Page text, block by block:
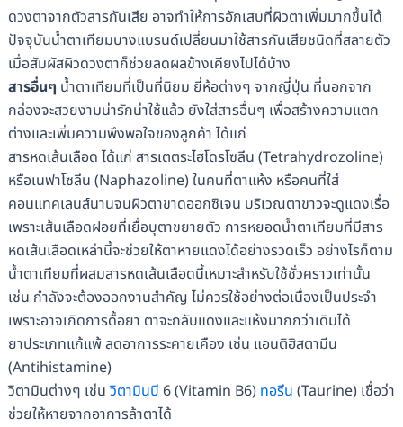
ดวงตาจากตัวสารกันเสีย อาจทำให้การอักเสบที่ผิวตาเพิ่มมากขึ้นได้
ปัจจุบันน้ำตาเทียมบางแบรนด์เปลี่ยนมาใช้สารกันเสียชนิดที่สลายตัว
เมื่อสัมผัสผิวดวงตาก็ช่วยลดผลข้างเคียงไปได้บ้าง
สารอื่นๆ น้ำตาเทียมที่เป็นที่นิยม ยี่ห้อต่างๆ จากญี่ปุ่น ที่นอกจาก
กล่องจะสวยงามน่ารักน่าใช้แล้ว ยังใส่สารอื่นๆ เพื่อสร้างความแตก
ต่างและเพิ่มความพึงพอใจของลูกค้า ได้แก่
สารหดเส้นเลือด ได้แก่ สารเตตระไฮโดรโซลีน (Tetrahydrozoline)
หรือเนฟาโซลีน (Naphazoline) ในคนที่ตาแห้ง หรือคนที่ใส่
คอนแทคเลนส์นานจนผิวตาขาดออกซิเจน บริเวณตาขาวจะดูแดงเรื่อ
เพราะเส้นเลือดฝอยที่เยื่อบุตาขยายตัว การหยอดน้ำตาเทียมที่มีสาร
หดเส้นเลือดเหล่านี้จะช่วยให้ตาหายแดงได้อย่างรวดเร็ว อย่างไรก็ตาม
น้ำตาเทียมที่ผสมสารหดเส้นเลือดนี้เหมาะสำหรับใช้ชั่วคราวเท่านั้น
เช่น กำลังจะต้องออกงานสำคัญ ไม่ควรใช้อย่างต่อเนื่องเป็นประจำ
เพราะอาจเกิดการดื้อยา ตาจะกลับแดงและแห้งมากกว่าเดิมได้
ยาประเภทแก้แพ้ ลดอาการระคายเคือง เช่น แอนติฮิสตามีน
(Antihistamine)
วิตามินต่างๆ เช่นวิตามินบี 6 (Vitamin B6) ทอรีน (Taurine) เชื่อว่า
ช่วยให้หายจากอาการล้าตาได้